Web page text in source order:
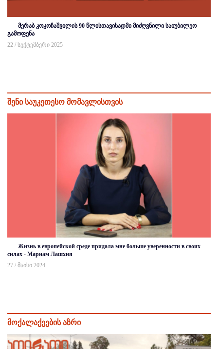
მერაბ კოკოჩაშვილის 90 წლისთავისადმი მიძღვნილი საიუბილეო
გამოფენა
22 / სექტემბერი 2025
შენი საუკეთესო მომავლისთვის
Жизнь в европейской среде придала мне больше уверенности в своих
силах - Мариам Лашхия
27 / მაისი 2024
მოქალაქეების აზრი